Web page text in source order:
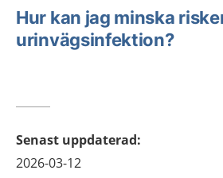
Hur kan jag minska
urinvägsinfektion?
Senast uppdaterad:
2026-03-12